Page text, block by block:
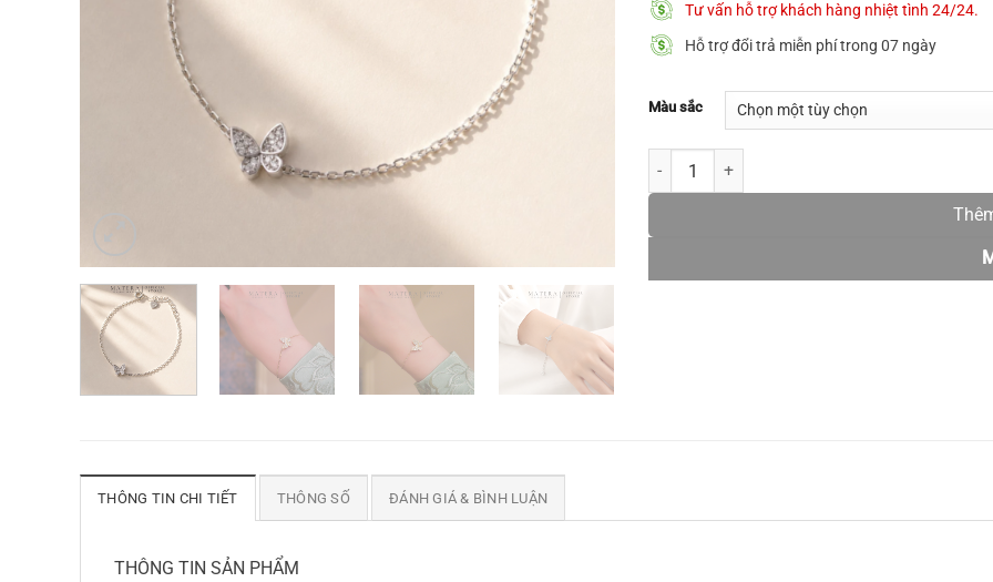
Tư vấn hỗ trợ khách hàng nhiệt tình 24/24.
Hỗ trợ đổi trả miễn phí trong 07 ngày
Màu sắc
[New Arrivals ] Lắc tay bạc nữ 𝐁𝐮𝐭𝐭𝐞𝐫𝐟𝐥𝐲 𝐊𝐢𝐬𝐬
THÔNG TIN CHI TIẾT THÔNG SỐ ĐÁNH GIÁ & BÌNH LUẬN
THÔNG TIN SẢN PHẨM